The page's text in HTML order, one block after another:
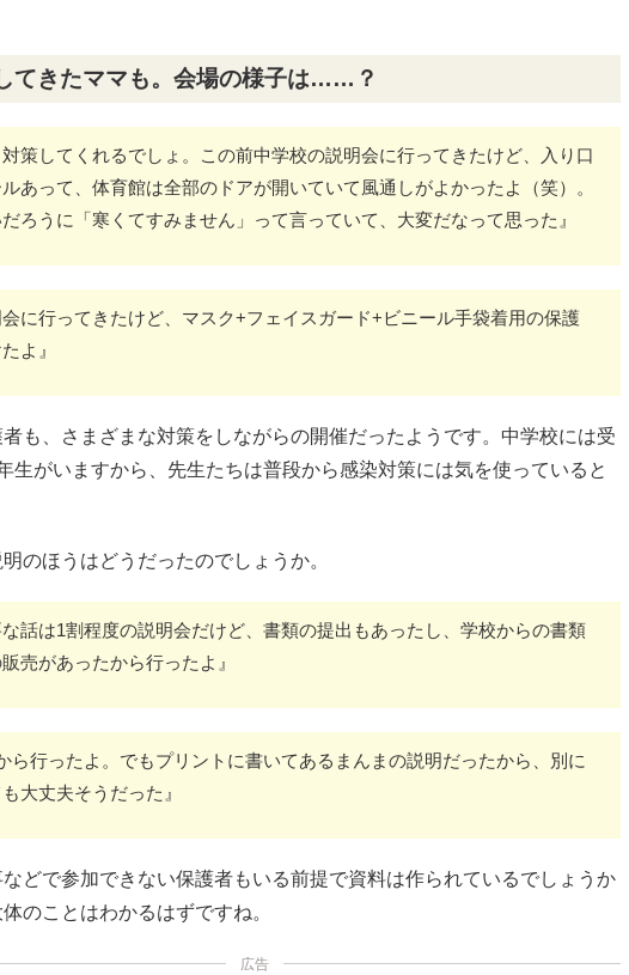
てきたママも。会場の様子は……？
対策してくれるでしょ。この前中学校の説明会に行ってきたけど、入り口
あって、体育館は全部のドアが開いていて風通しがよかったよ（笑）。
ろうに「寒くてすみません」って言っていて、大変だなって思った』
会に行ってきたけど、マスク+フェイスガード+ビニール手袋着用の保護
よ』
も、さまざまな対策をしながらの開催だったようです。中学校には受
生がいますから、先生たちは普段から感染対策には気を使っていると
のほうはどうだったのでしょうか。
な話は1割程度の説明会だけど、書類の提出もあったし、学校からの書類
売があったから行ったよ』
ら行ったよ。でもプリントに書いてあるまんまの説明だったから、別に
大丈夫そうだった』
などで参加できない保護者もいる前提で資料は作られているでしょうか
のことはわかるはずですね。
広告